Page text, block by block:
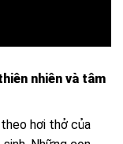
nhiên và tâm
hơi thở của